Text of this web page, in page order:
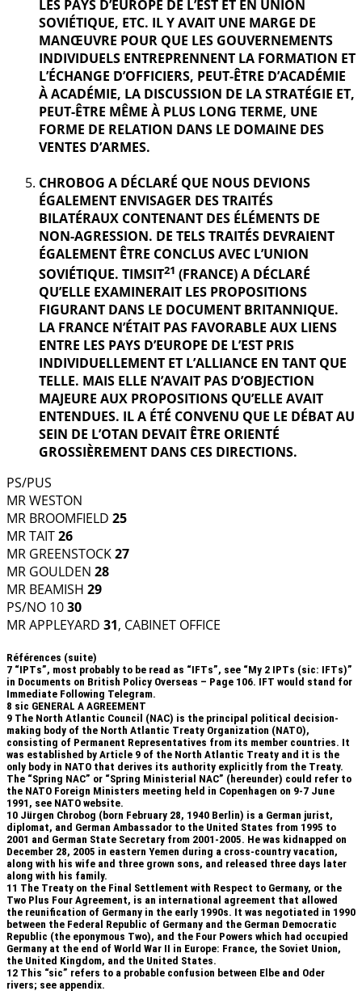
LES PAYS D’EUROPE DE L’EST ET EN UNION
SOVIÉTIQUE, ETC. IL Y AVAIT UNE MARGE DE
MANŒUVRE POUR QUE LES GOUVERNEMENTS
INDIVIDUELS ENTREPRENNENT LA FORMATION ET
L’ÉCHANGE D’OFFICIERS, PEUT-ÊTRE D’ACADÉMIE
À ACADÉMIE, LA DISCUSSION DE LA STRATÉGIE ET,
PEUT-ÊTRE MÊME À PLUS LONG TERME, UNE
FORME DE RELATION DANS LE DOMAINE DES
VENTES D’ARMES.
CHROBOG A DÉCLARÉ QUE NOUS DEVIONS
ÉGALEMENT ENVISAGER DES TRAITÉS
BILATÉRAUX CONTENANT DES ÉLÉMENTS DE
NON-AGRESSION. DE TELS TRAITÉS DEVRAIENT
ÉGALEMENT ÊTRE CONCLUS AVEC L’UNION
SOVIÉTIQUE. TIMSIT21 (FRANCE) A DÉCLARÉ
QU’ELLE EXAMINERAIT LES PROPOSITIONS
FIGURANT DANS LE DOCUMENT BRITANNIQUE.
LA FRANCE N’ÉTAIT PAS FAVORABLE AUX LIENS
ENTRE LES PAYS D’EUROPE DE L’EST PRIS
INDIVIDUELLEMENT ET L’ALLIANCE EN TANT QUE
TELLE. MAIS ELLE N’AVAIT PAS D’OBJECTION
MAJEURE AUX PROPOSITIONS QU’ELLE AVAIT
ENTENDUES. IL A ÉTÉ CONVENU QUE LE DÉBAT AU
SEIN DE L’OTAN DEVAIT ÊTRE ORIENTÉ
GROSSIÈREMENT DANS CES DIRECTIONS.
PS/PUS
MR WESTON
MR BROOMFIELD 25
MR TAIT26
MR GREENSTOCK27
MR GOULDEN 28
MR BEAMISH 29
PS/NO 1030
MR APPLEYARD 31, CABINET OFFICE
Références (suite)
7 “IPTs”, most probably to be read as “IFTs”, see “My 2 IPTs (sic: IFTs)”
in Documents on British Policy Overseas – Page 106. IFT would stand for
Immediate Following Telegram.
8 sic GENERAL A AGREEMENT
9 The North Atlantic Council (NAC) is the principal political decision-
making body of the North Atlantic Treaty Organization (NATO),
consisting of Permanent Representatives from its member countries. It
was established by Article 9 of the North Atlantic Treaty and it is the
only body in NATO that derives its authority explicitly from the Treaty.
The “Spring NAC” or “Spring Ministerial NAC” (hereunder) could refer to
the NATO Foreign Ministers meeting held in Copenhagen on 9-7 June
1991, see NATO website.
10 Jürgen Chrobog (born February 28, 1940 Berlin) is a German jurist,
diplomat, and German Ambassador to the United States from 1995 to
2001 and German State Secretary from 2001-2005. He was kidnapped on
December 28, 2005 in eastern Yemen during a cross-country vacation,
along with his wife and three grown sons, and released three days later
along with his family.
11 The Treaty on the Final Settlement with Respect to Germany, or the
Two Plus Four Agreement, is an international agreement that allowed
the reunification of Germany in the early 1990s. It was negotiated in 1990
between the Federal Republic of Germany and the German Democratic
Republic (the eponymous Two), and the Four Powers which had occupied
Germany at the end of World War II in Europe: France, the Soviet Union,
the United Kingdom, and the United States.
12 This “sic” refers to a probable confusion between Elbe and Oder
rivers; see appendix.